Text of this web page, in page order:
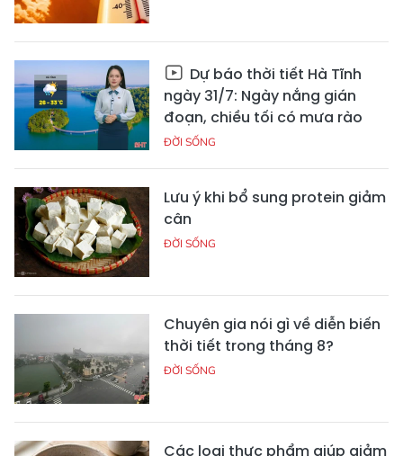
Dự báo thời tiết Hà Tĩnh
ngày 31/7: Ngày nắng gián
đoạn, chiều tối có mưa rào
ĐỜI SỐNG
Lưu ý khi bổ sung protein giảm
cân
ĐỜI SỐNG
Chuyên gia nói gì về diễn biến
thời tiết trong tháng 8?
ĐỜI SỐNG
Các loại thực phẩm giúp giảm